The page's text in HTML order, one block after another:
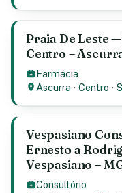
Praia De Leste
Centro –
Farmácia
Ascurra ·Centro ·
Vespasiano
Ernesto a
Vespasiano –
Consultório